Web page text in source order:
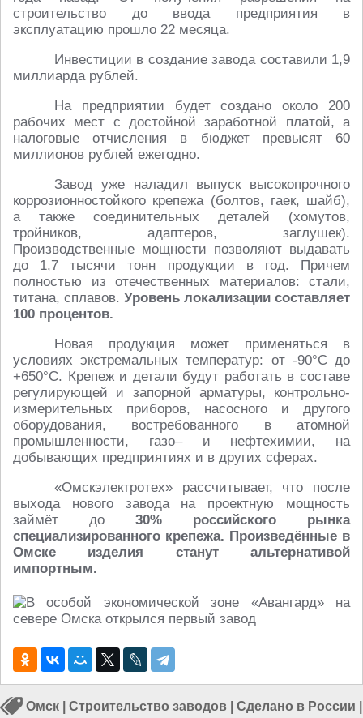
строительство до ввода предприятия в
эксплуатацию прошло 22 месяца.
Инвестиции в создание завода составили 1,9
миллиарда рублей.
На предприятии будет создано около 200
рабочих мест с достойной заработной платой, а
налоговые отчисления в бюджет превысят 60
миллионов рублей ежегодно.
Завод уже наладил выпуск высокопрочного
коррозионностойкого крепежа (болтов, гаек, шайб),
а также соединительных деталей (хомутов,
тройников, адаптеров, заглушек).
Производственные мощности позволяют выдавать
до 1,7 тысячи тонн продукции в год. Причем
полностью из отечественных материалов: стали,
титана, сплавов. Уровень локализации составляет
100 процентов.
Новая продукция может применяться в
условиях экстремальных температур: от -90°С до
+650°С. Крепеж и детали будут работать в составе
регулирующей и запорной арматуры, контрольно-
измерительных приборов, насосного и другого
оборудования, востребованного в атомной
промышленности, газо– и нефтехимии, на
добывающих предприятиях и в других сферах.
«Омскэлектротех» рассчитывает, что после
выхода нового завода на проектную мощность
займёт до 30% российского рынка
специализированного крепежа. Произведённые в
Омске изделия станут альтернативой
импортным.
Омск Строительство заводов Сделано в России